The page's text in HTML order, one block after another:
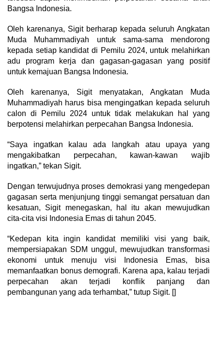
Bangsa Indonesia.
Oleh karenanya, Sigit berharap kepada seluruh Angkatan
Muda Muhammadiyah untuk sama-sama mendorong
kepada setiap kandidat di Pemilu 2024, untuk melahirkan
adu program kerja dan gagasan-gagasan yang positif
untuk kemajuan Bangsa Indonesia.
Oleh karenanya, Sigit menyatakan, Angkatan Muda
Muhammadiyah harus bisa mengingatkan kepada seluruh
calon di Pemilu 2024 untuk tidak melakukan hal yang
berpotensi melahirkan perpecahan Bangsa Indonesia.
“Saya ingatkan kalau ada langkah atau upaya yang
mengakibatkan perpecahan, kawan-kawan wajib
ingatkan,” tekan Sigit.
Dengan terwujudnya proses demokrasi yang mengedepan
gagasan serta menjunjung tinggi semangat persatuan dan
kesatuan, Sigit menegaskan, hal itu akan mewujudkan
cita-cita visi Indonesia Emas di tahun 2045.
“Kedepan kita ingin kandidat memiliki visi yang baik,
mempersiapakan SDM unggul, mewujudkan transformasi
ekonomi untuk menuju visi Indonesia Emas, bisa
memanfaatkan bonus demografi. Karena apa, kalau terjadi
perpecahan akan terjadi konflik panjang dan
pembangunan yang ada terhambat,” tutup Sigit. []